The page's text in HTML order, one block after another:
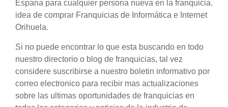
Espana para cualquier persona nueva en la franquicia.
idea de comprar Franquicias de Informática e Internet
Orihuela.
Si no puede encontrar lo que esta buscando en todo
nuestro directorio o blog de franquicias, tal vez
considere suscribirse a nuestro boletin informativo por
correo electronico para recibir mas actualizaciones
sobre las ultimas oportunidades de franquicias en